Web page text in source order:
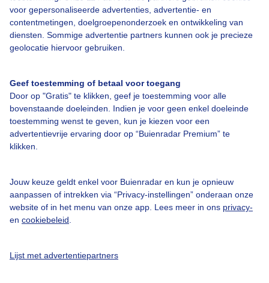
voor gepersonaliseerde advertenties, advertentie- en
contentmetingen, doelgroepenonderzoek en ontwikkeling van
diensten. Sommige advertentie partners kunnen ook je precieze
geolocatie hiervoor gebruiken.
Geef toestemming of betaal voor toegang
Door op "Gratis" te klikken, geef je toestemming voor alle
bovenstaande doeleinden. Indien je voor geen enkel doeleinde
toestemming wenst te geven, kun je kiezen voor een
advertentievrije ervaring door op “Buienradar Premium” te
klikken.
Jouw keuze geldt enkel voor Buienradar en kun je opnieuw
aanpassen of intrekken via “Privacy-instellingen” onderaan onze
website of in het menu van onze app. Lees meer in ons privacy-
en cookiebeleid
Lijst met advertentiepartners
Over Buienradar
Bedrijfsgegevens
Contact
Toegankelijkheid
Gebruikersvoorwaarden
Adverteren
Privacy beleid
Cookie beleid